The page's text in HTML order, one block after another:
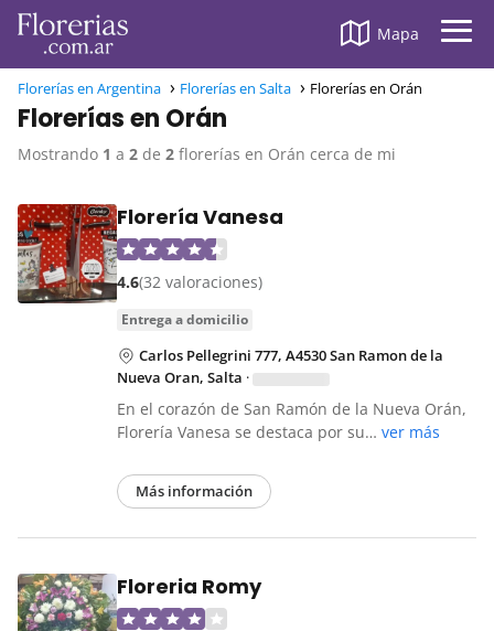
Mapa
Florerías en Argentina Florerías en Salta Florerías en Orán
Florerías en Orán
Mostrando 1 a 2 de 2 florerías en Orán cerca de mi
Florería Vanesa
4.6(32 valoraciones)
entrega a domicilio
Carlos Pellegrini 777, A4530 San Ramon de la
Nueva Oran, Salta ·
En el corazón de San Ramón de la Nueva Orán,
Florería Vanesa se destaca por su… ver más
Más información
Floreria Romy